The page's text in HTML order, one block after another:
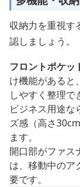
収納力を重視す
認しましょう。
フロントポケッ
け機能があると
しやすく整理で
ビジネス用途な
ズ感（高さ
ます。
開口部がファス
は、移動中のア
要です。